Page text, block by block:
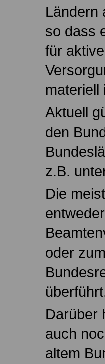
Ländern
so dass
für
materiell
Aktuell
den
z.B.
Die
oder
Darüber
auch
altem